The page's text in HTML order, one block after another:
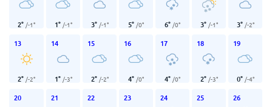
2° /-1° 1° /-1° 3° /-1° 5° /0° 6° /0° 3° /-1° 3° /-2°
13
2° /-2°
14
1° /-3°
15
2° /-2°
16
4° /0°
17
4° /0°
18
2° /-3°
19
0° /-4°
20 21 22 23 24 25 26